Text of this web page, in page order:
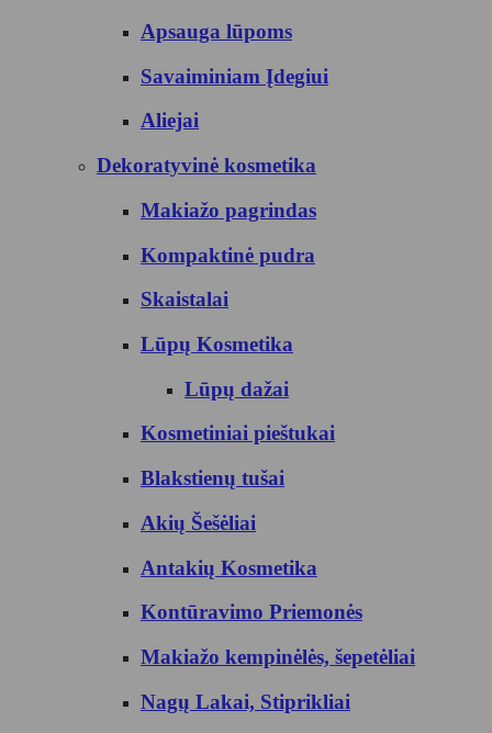
Apsauga lūpoms
Savaiminiam Įdegiui
Aliejai
Dekoratyvinė kosmetika
Makiažo pagrindas
Kompaktinė pudra
Skaistalai
Lūpų Kosmetika
Lūpų dažai
Kosmetiniai pieštukai
Blakstienų tušai
Akių Šešėliai
Antakių Kosmetika
Kontūravimo Priemonės
Makiažo kempinėlės, šepetėliai
Nagų Lakai, Stiprikliai